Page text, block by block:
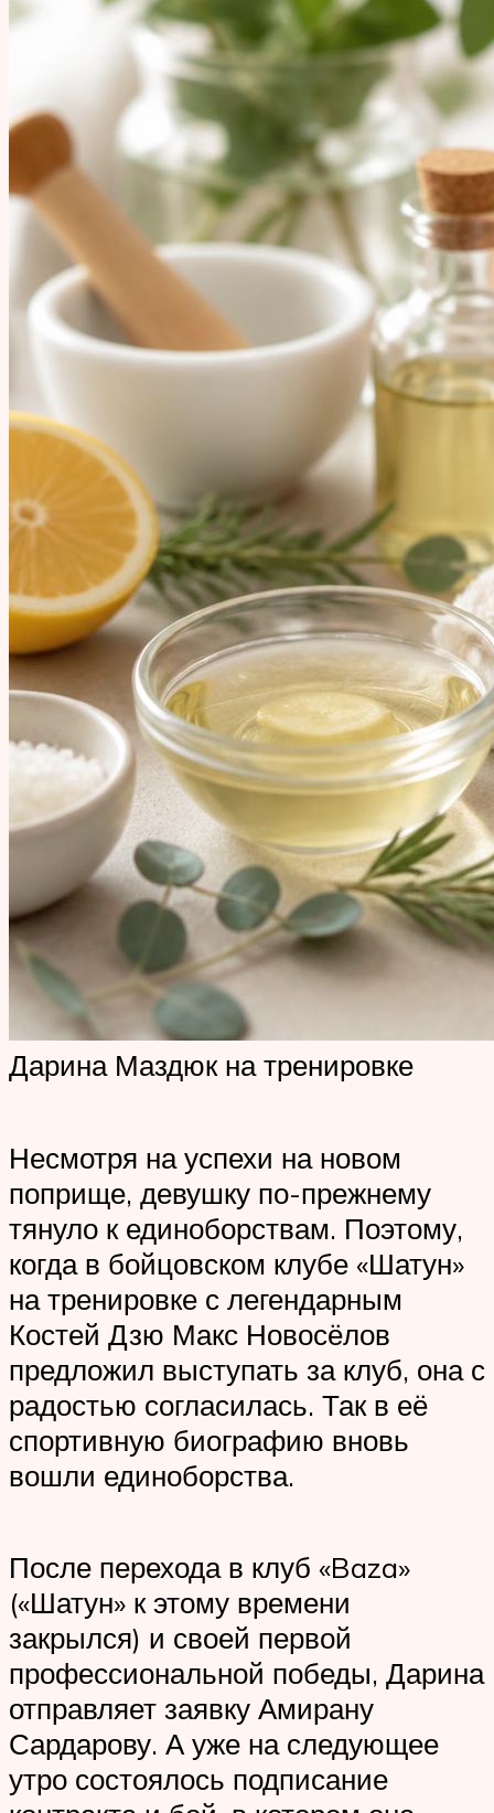
Дарина Маздюк на тренировке
Несмотря на успехи на новом
поприще, девушку по-прежнему
тянуло к единоборствам. Поэтому,
когда в бойцовском клубе «Шатун»
на тренировке с легендарным
Костей Дзю Макс Новосёлов
предложил выступать за клуб, она с
радостью согласилась. Так в её
спортивную биографию вновь
вошли единоборства.
После перехода в клуб «Baza»
(«Шатун» к этому времени
закрылся) и своей первой
профессиональной победы, Дарина
отправляет заявку Амирану
Сардарову. А уже на следующее
утро состоялось подписание